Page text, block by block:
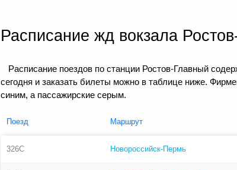
Расписание жд вокзала
Расписание поездов по станции Ростов-Главный
сегодня и заказать билеты можно в таблице ниже.
синим, а пассажирские серым.
Поезд Маршрут
326С Новороссийск-Пермь